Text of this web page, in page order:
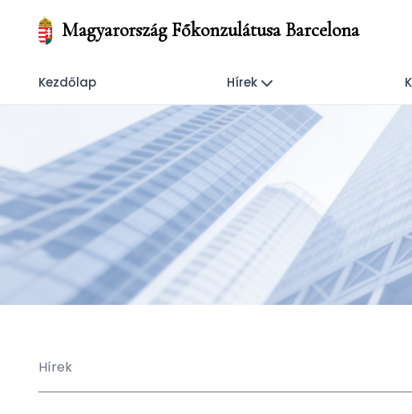
Magyarország Főkonzulátusa Barcelona
Kezdőlap Hírek
Hírek